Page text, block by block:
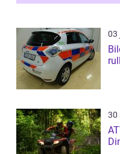
03
30